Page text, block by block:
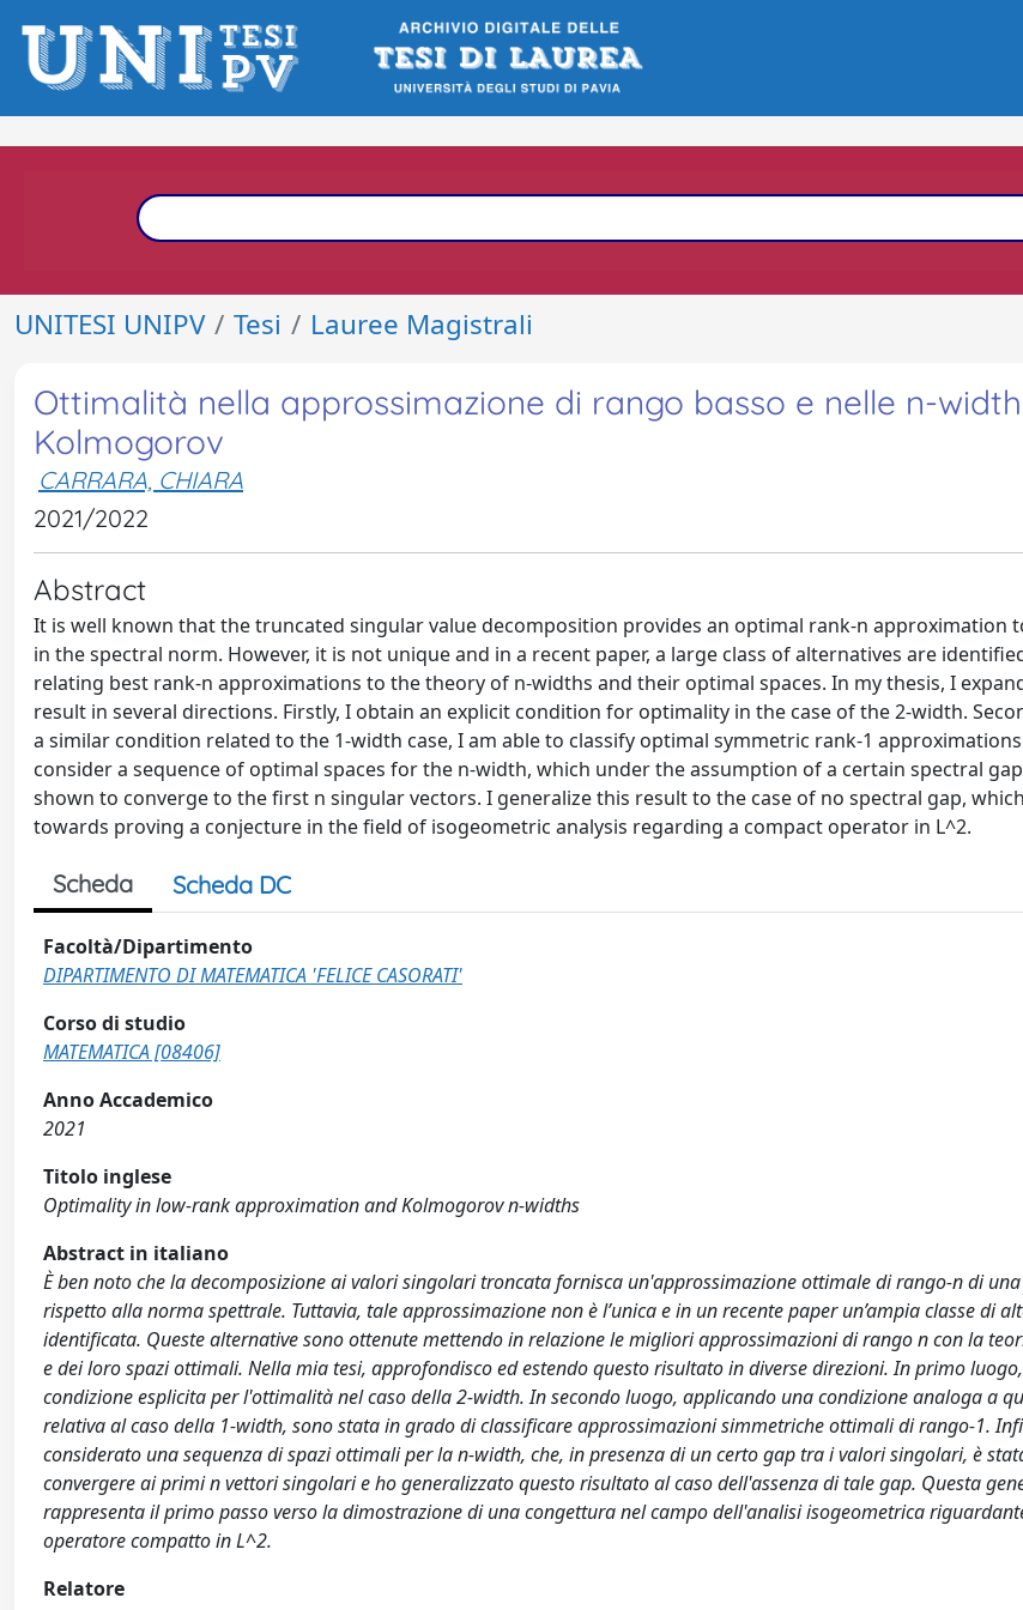
UNITESI UNIPV Tesi Lauree Magistrali
Ottimalità nella approssimazione di rango basso e nelle n-
Kolmogorov
CARRARA, CHIARA
2021/2022
Abstract
It is well known that the truncated singular value decomposition provides an optimal rank-n approximation
in the spectral norm. However, it is not unique and in a recent paper, a large class of alternatives are
relating best rank-n approximations to the theory of n-widths and their optimal spaces. In my thesis, I
result in several directions. Firstly, I obtain an explicit condition for optimality in the case of the 2-width.
a similar condition related to the 1-width case, I am able to classify optimal symmetric rank-1
consider a sequence of optimal spaces for the n-width, which under the assumption of a certain spectral
shown to converge to the first n singular vectors. I generalize this result to the case of no spectral gap,
towards proving a conjecture in the field of isogeometric analysis regarding a compact operator in L^2.
Scheda Scheda DC
Facoltà/Dipartimento
DIPARTIMENTO DI MATEMATICA 'FELICE CASORATI'
Corso di studio
MATEMATICA [08406]
Anno Accademico
2021
Titolo inglese
Optimality in low-rank approximation and Kolmogorov n-widths
Abstract in italiano
È ben noto che la decomposizione ai valori singolari troncata fornisca un'approssimazione ottimale di rango-n di
rispetto alla norma spettrale. Tuttavia, tale approssimazione non è l’unica e in un recente paper un’ampia classe di
identificata. Queste alternative sono ottenute mettendo in relazione le migliori approssimazioni di rango n con la
e dei loro spazi ottimali. Nella mia tesi, approfondisco ed estendo questo risultato in diverse direzioni. In primo
condizione esplicita per l'ottimalità nel caso della 2-width. In secondo luogo, applicando una condizione analoga a
relativa al caso della 1-width, sono stata in grado di classificare approssimazioni simmetriche ottimali di rango-1.
considerato una sequenza di spazi ottimali per la n-width, che, in presenza di un certo gap tra i valori singolari, è
convergere ai primi n vettori singolari e ho generalizzato questo risultato al caso dell'assenza di tale gap. Questa
rappresenta il primo passo verso la dimostrazione di una congettura nel campo dell'analisi isogeometrica
operatore compatto in L^2.
Relatore